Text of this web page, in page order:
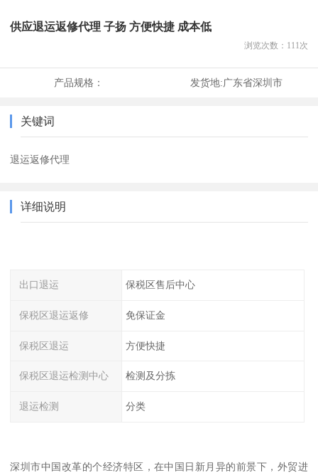
供应退运返修代理 子扬 方便快捷 成本低
浏览次数： 111次
产品规格： 发货地:广东省深圳市
关键词
退运返修代理
详细说明
出口退运 保税区售后中心
保税区退运返修 免保证金
保税区退运 方便快捷
保税区退运检测中心 检测及分拣
退运检测 分类
深圳市中国改革的个经济特区，在中国日新月异的前景下，外贸进